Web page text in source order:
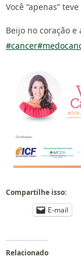
Você “apenas”
Beijo no coração e
#cancer
Compartilhe isso:
E-mail
Relacionado